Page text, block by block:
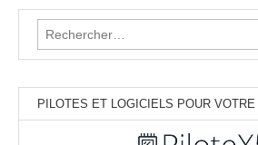
Rechercher :
PILOTES ET LOGICIELS POUR VOTRE